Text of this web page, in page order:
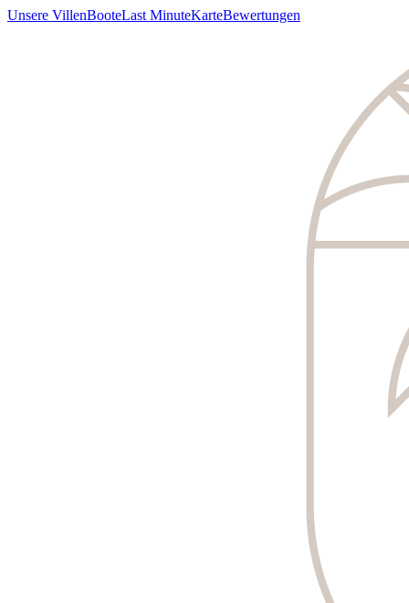
Unsere VillenBooteLast MinuteKarteBewertungen